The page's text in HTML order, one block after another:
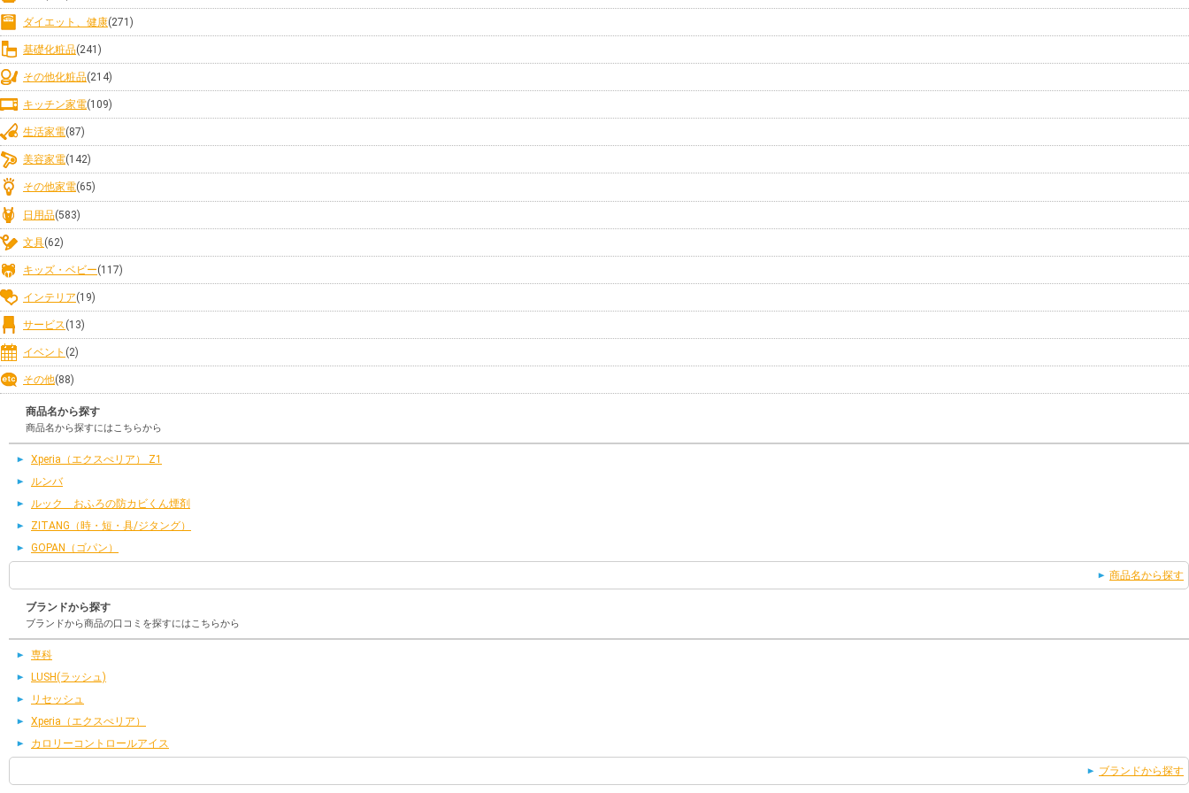
ダイエット、健康(271)
基礎化粧品(241)
その他化粧品(214)
キッチン家電(109)
生活家電(87)
美容家電(142)
その他家電(65)
日用品(583)
文具(62)
キッズ・ベビー(117)
インテリア(19)
サービス(13)
イベント (2)
その他(88)
商品名から探す
商品名から探すにはこちらから
Xperia（エクスぺリア） Z1
ルンバ
ルック おふろの防カビくん煙剤
ZITANG（時・短・具/ジタング）
GOPAN（ゴパン）
商品名から探す
ブランドから探す
ブランドから商品の口コミを探すにはこちらから
専科
LUSH(ラッシュ)
リセッシュ
Xperia（エクスぺリア）
カロリーコントロールアイス
ブランドから探す